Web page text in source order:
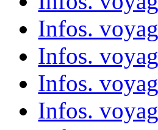
Infos.
Infos.
Infos.
Infos.